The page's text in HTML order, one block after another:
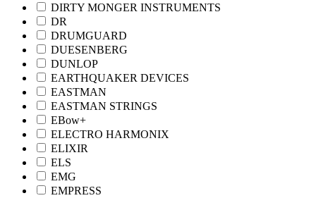
DIRTY MONGER INSTRUMENTS
DR
DRUMGUARD
DUESENBERG
DUNLOP
EARTHQUAKER DEVICES
EASTMAN
EASTMAN STRINGS
EBow+
ELECTRO HARMONIX
ELIXIR
ELS
EMG
EMPRESS